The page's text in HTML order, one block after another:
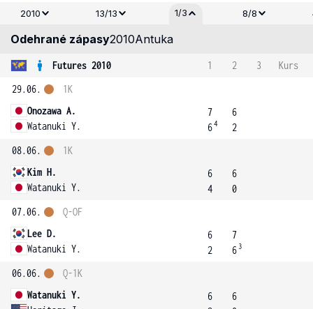
2010
13/13 1/3 8/8
Odehrané zápasy2010Antuka
Futures 2010 1 2 3
Kurs
29.06.
Onozawa A.
Watanuki Y.
1K
7
64
6
2
08.06.
Kim H.
Watanuki Y.
1K
6
4
6
0
07.06.
Lee D.
Watanuki Y.
Q-OF
6
2
7
6 3
06.06.
Watanuki Y.
Q-1K
6
6